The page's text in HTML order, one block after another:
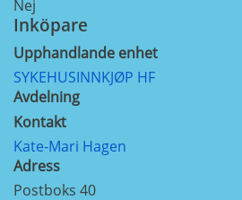
Nej
Inköpare
Upphandlande enhet
SYKEHUSINNKJØP HF
Avdelning
Kontakt
Kate-Mari Hagen
Adress
Postboks 40